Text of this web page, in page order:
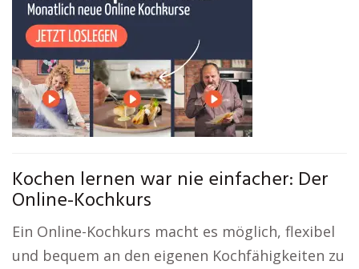
Kochen lernen war nie einfacher: Der
Online-Kochkurs
Ein Online-Kochkurs macht es möglich, flexibel
und bequem an den eigenen Kochfähigkeiten zu